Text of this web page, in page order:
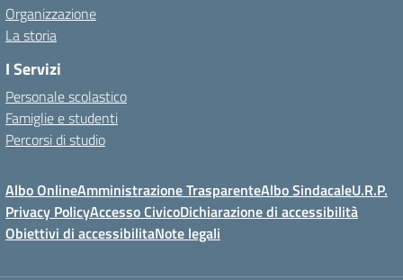
Organizzazione
La storia
I Servizi
Personale scolastico
Famiglie e studenti
Percorsi di studio
Albo OnlineAmministrazione TrasparenteAlbo SindacaleU.R.P.
Privacy PolicyAccesso CivicoDichiarazione di accessibilità
Obiettivi di accessibilitaNote legali